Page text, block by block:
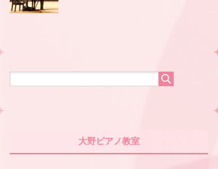
大野ピアノ教室